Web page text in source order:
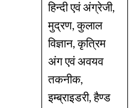
हिन्दी एवं अंग्रेजी,
मुद्रण, कुलाल
विज्ञान, कृत्रिम
अंग एवं अवयव
तकनीक,
इम्ब्राइडरी, हैण्ड